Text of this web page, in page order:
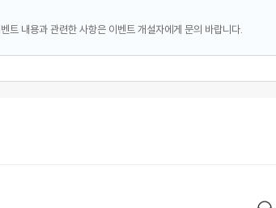
내용과 관련한 사항은 이벤트 개설자에게 문의 바랍니다.